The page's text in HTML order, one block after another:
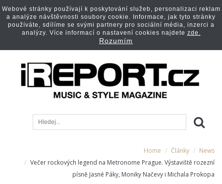
Home Články
News
Večer rockových legend na Metronome Prague. Výstaviště rozezní
písně Jasné Páky, Moniky Načevy i Michala Prokopa
Webové stránky používají k poskytování služeb, personalizaci reklam
a analýze návštěvnosti soubory cookie. Informace, jak tyto stránky
používáte, sdílíme se svými partnery pro sociální média, inzerci a
analýzy. Více informací o nastavení cookies najdete zde.
Rozumím